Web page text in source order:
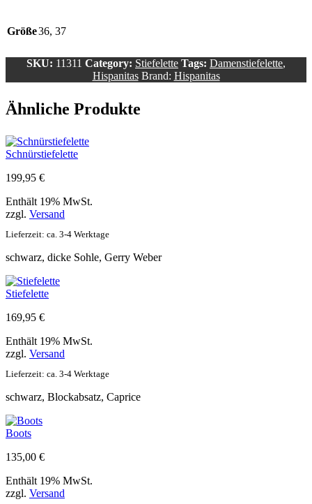
Größe36, 37
SKU: 11311 Category: Stiefelette Tags: Damenstiefelette,
Hispanitas Brand: Hispanitas
Ähnliche Produkte
Schnürstiefelette
199,95 €
Enthält 19% MwSt.
zzgl. Versand
Lieferzeit: ca. 3-4 Werktage
schwarz, dicke Sohle, Gerry Weber
Stiefelette
169,95 €
Enthält 19% MwSt.
zzgl. Versand
Lieferzeit: ca. 3-4 Werktage
schwarz, Blockabsatz, Caprice
Boots
135,00 €
Enthält 19% MwSt.
zzgl. Versand